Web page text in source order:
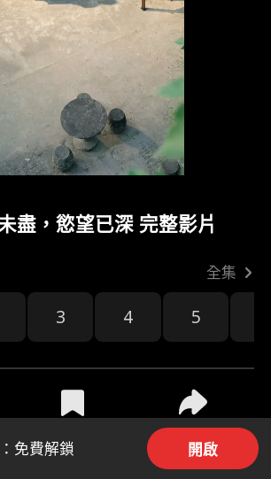
盡，慾望已深 完整影片
全集
3 4 5
226 分享
免費解鎖 開啟